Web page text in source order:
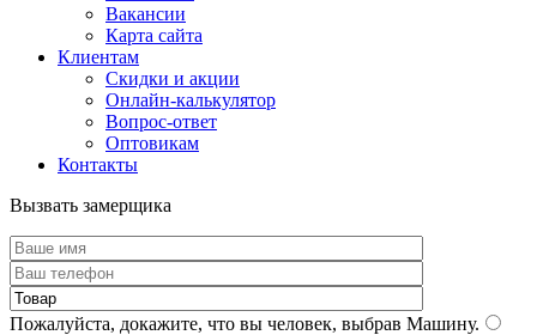
Вакансии
Карта сайта
Клиентам
Скидки и акции
Онлайн-калькулятор
Вопрос-ответ
Оптовикам
Контакты
Вызвать замерщика
Пожалуйста, докажите, что вы человек, выбрав Машину.